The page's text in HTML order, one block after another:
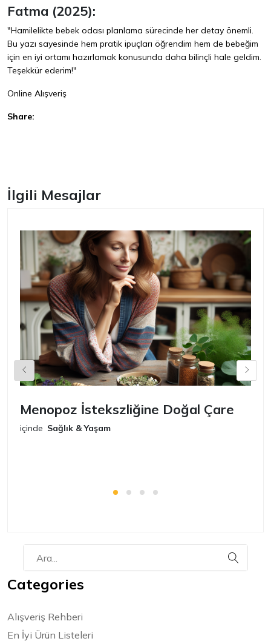
Fatma (2025):
"Hamilelikte bebek odası planlama sürecinde her detay önemli.
Bu yazı sayesinde hem pratik ipuçları öğrendim hem de bebeğim
için en iyi ortamı hazırlamak konusunda daha bilinçli hale geldim.
Teşekkür ederim!"
Online Alışveriş
Share:
İlgili Mesajlar
Menopoz İstekszliğine Doğal Çare
içinde Sağlık & Yaşam
Categories
Alışveriş Rehberi
En İyi Ürün Listeleri